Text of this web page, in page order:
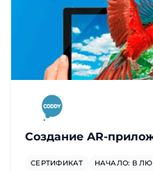
Создание AR-
СЕРТИФИКАТ НАЧАЛО: В